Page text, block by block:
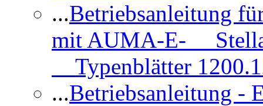
...Betriebsanleitung
mit AUMA-E-
Typenblätter
...Betriebsanleitung